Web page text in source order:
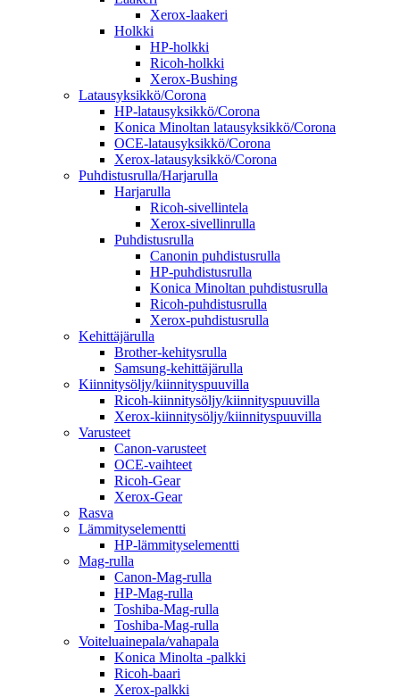
Xerox-laakeri
Holkki
HP-holkki
Ricoh-holkki
Xerox-Bushing
Latausyksikkö/Corona
HP-latausyksikkö/Corona
Konica Minoltan latausyksikkö/Corona
OCE-latausyksikkö/Corona
Xerox-latausyksikkö/Corona
Puhdistusrulla/Harjarulla
Harjarulla
Ricoh-sivellintela
Xerox-sivellinrulla
Puhdistusrulla
Canonin puhdistusrulla
HP-puhdistusrulla
Konica Minoltan puhdistusrulla
Ricoh-puhdistusrulla
Xerox-puhdistusrulla
Kehittäjärulla
Brother-kehitysrulla
Samsung-kehittäjärulla
Kiinnitysöljy/kiinnityspuuvilla
Ricoh-kiinnitysöljy/kiinnityspuuvilla
Xerox-kiinnitysöljy/kiinnityspuuvilla
Varusteet
Canon-varusteet
OCE-vaihteet
Ricoh-Gear
Xerox-Gear
Rasva
Lämmityselementti
HP-lämmityselementti
Mag-rulla
Canon-Mag-rulla
HP-Mag-rulla
Toshiba-Mag-rulla
Toshiba-Mag-rulla
Voiteluainepala/vahapala
Konica Minolta -palkki
Ricoh-baari
Xerox-palkki